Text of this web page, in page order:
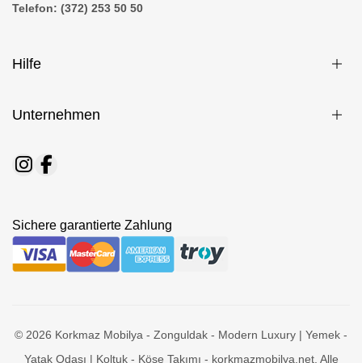
Telefon: (372) 253 50 50
Hilfe
Unternehmen
Sichere garantierte Zahlung
© 2026 Korkmaz Mobilya - Zonguldak - Modern Luxury | Yemek -
Yatak Odası | Koltuk - Köşe Takımı - korkmazmobilya.net. Alle